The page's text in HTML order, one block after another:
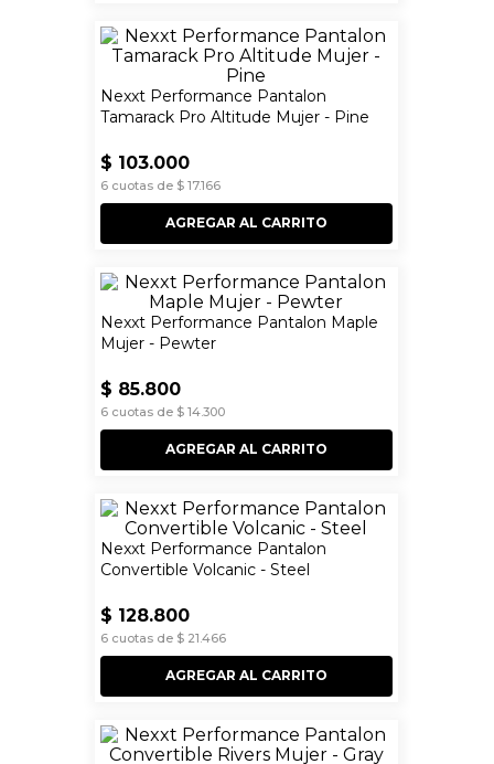
Nexxt Performance Pantalon
Tamarack Pro Altitude Mujer - Pine
$ 103.000
6cuotas de $ 17.166
AGREGAR AL CARRITO
Nexxt Performance Pantalon Maple
Mujer - Pewter
$ 85.800
6cuotas de $ 14.300
AGREGAR AL CARRITO
Nexxt Performance Pantalon
Convertible Volcanic - Steel
$ 128.800
6cuotas de $ 21.466
AGREGAR AL CARRITO